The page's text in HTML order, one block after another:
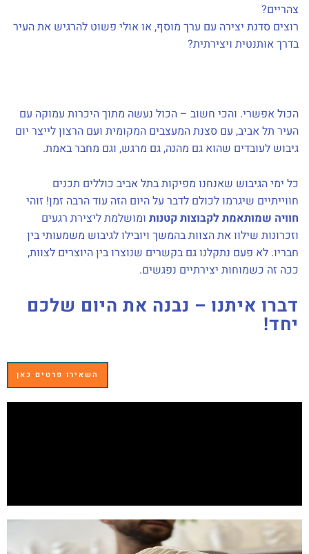
צהריים?
רוצים סדנת יצירה עם ערך מוסף, או אולי פשוט להרגיש את העיר
בדרך אותנטית ויצירתית?
הכול אפשרי. והכי חשוב – הכול נעשה מתוך היכרות עמוקה עם
העיר תל אביב, עם סצנת המעצבים המקומית ועם הרצון לייצר יום
גיבוש לעובדים שהוא גם מהנה, גם מרגש, וגם מחבר באמת.
כל ימי הגיבוש שאנחנו מפיקות בתל אביב כוללים תכנים
חווייתיים שיגרמו לכולם לדבר על היום הזה עוד הרבה זמן! זוהי
חוויה שמותאמת לקבוצות קטנות ומושלמת ליצירת רגעים
וזכרונות שילוו את הצוות בהמשך ויובילו לגיבוש משמעותי בין
חבריו. לא פעם נתקלנו גם בקשרים שנוצרו בין היוצרים לצוות,
ככה זה כשמוחות יצירתיים נפגשים.
דברו איתנו – נבנה את היום שלכם
יחד!
השאירו פרטים כאן